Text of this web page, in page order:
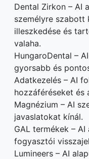
Dental Zirkon – AI
személyre szabott
illeszkedése és
valaha.
HungaroDental –
gyorsabb és
Adatkezelés – AI
hozzáféréseket és
Magnézium – AI
javaslatokat kínál.
GAL termékek –
fogyasztói
Lumineers – AI